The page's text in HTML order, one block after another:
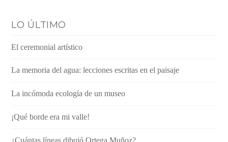
LO ÚLTIMO
El ceremonial artístico
La memoria del agua: lecciones escritas en el paisaje
La incómoda ecología de un museo
¡Qué borde era mi valle!
¿Cuántas líneas dibujó Ortega Muñoz?